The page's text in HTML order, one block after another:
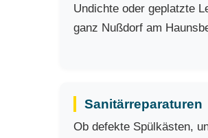
Undichte oder geplatzte
ganz Nußdorf am
Sanitärreparaturen
Ob defekte Spülkästen,